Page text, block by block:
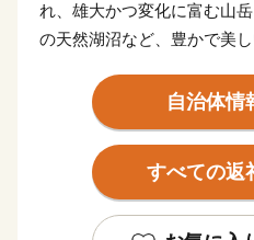
れ、雄大かつ変化に富む山
の天然湖沼など、豊かで美
温帯気候の北限であると同
置し、年間の平均気温は６
700～1,700mm程度と、冷
ほとんどありません。
自治体情
すべての返